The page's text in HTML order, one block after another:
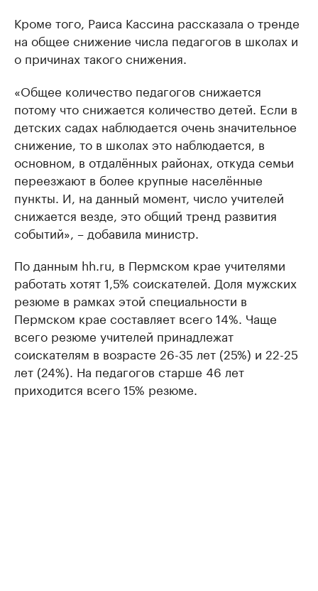
Кроме того, Раиса Кассина рассказала о тренде
на общее снижение числа педагогов в школах и
о причинах такого снижения.
«Общее количество педагогов снижается
потому что снижается количество детей. Если в
детских садах наблюдается очень значительное
снижение, то в школах это наблюдается, в
основном, в отдалённых районах, откуда семьи
переезжают в более крупные населённые
пункты. И, на данный момент, число учителей
снижается везде, это общий тренд развития
событий», – добавила министр.
По данным hh.ru, в Пермском крае учителями
работать хотят 1,5% соискателей. Доля мужских
резюме в рамках этой специальности в
Пермском крае составляет всего 14%. Чаще
всего резюме учителей принадлежат
соискателям в возрасте 26-35 лет (25%) и 22-25
лет (24%). На педагогов старше 46 лет
приходится всего 15% резюме.